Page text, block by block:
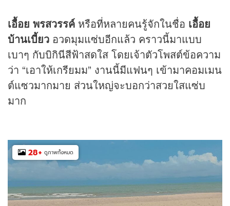
เอื้อย พรสวรรค์ หรือที่หลายคนรู้จักในชื่อ เอื้อย
บ้านเบี้ยว อวดมุมแซ่บอีกแล้ว คราวนี้มาแบบ
เบาๆ กับบิกินีสีฟ้าสดใส โดยเจ้าตัวโพสต์ข้อความ
ว่า “เอาให้เกรียมม” งานนี้มีแฟนๆ เข้ามาคอมเมน
ต์แซวมากมาย ส่วนใหญ่จะบอกว่าสวยใสแซ่บ
มาก
28+ ดูภาพทั้งหมด